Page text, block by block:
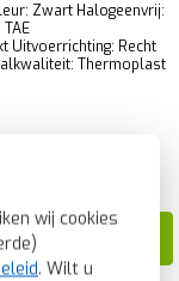
wij cookies
. Wilt u
Zwart Halogeenvrij:
Uitvoerrichting: Recht
Thermoplast
dinsdag in huis*